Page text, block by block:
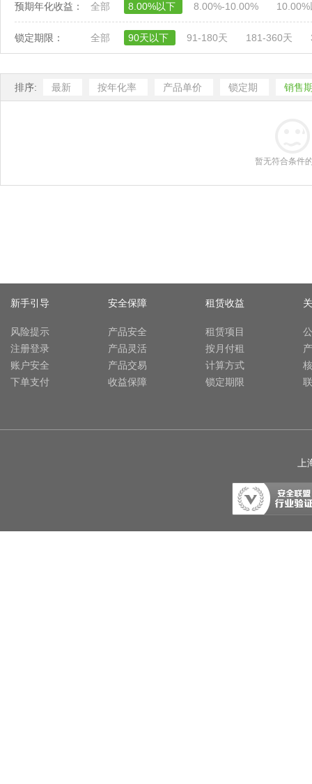
预期年化收益： 全部 8.00%以下 8.00%-10.00%
锁定期限： 全部 90天以下 91-180天 181-360天
排序: 最新 按年化率 产品单价 锁定期 销售
暂无符合条件
新手引导
风险提示
注册登录
账户安全
下单支付
安全保障
产品安全
产品灵活
产品交易
收益保障
租赁收益
租赁项目
按月付租
计算方式
锁定期限